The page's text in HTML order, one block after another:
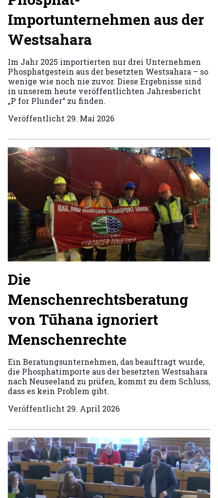
Importunternehmen aus der
Westsahara
Im Jahr 2025 importierten nur drei Unternehmen
Phosphatgestein aus der besetzten Westsahara – so
wenige wie noch nie zuvor. Diese Ergebnisse sind
in unserem heute veröffentlichten Jahresbericht
„P for Plunder“ zu finden.
Veröffentlicht 29. Mai 2026
Die
Menschenrechtsberatung
von Tūhana ignoriert
Menschenrechte
Ein Beratungsunternehmen, das beauftragt wurde,
die Phosphatimporte aus der besetzten Westsahara
nach Neuseeland zu prüfen, kommt zu dem Schluss,
dass es kein Problem gibt.
Veröffentlicht 29. April 2026